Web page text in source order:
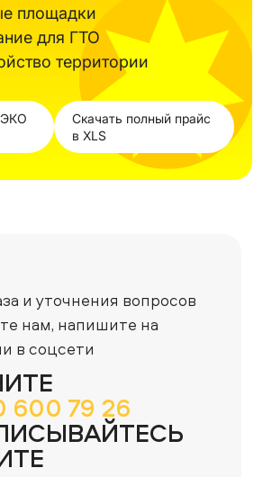
площадки
для ГТО
территории
ЭКО
Скачать полный прайс
в XLS
и уточнения вопросов
нам, напишите на
в соцсети
600 79 26